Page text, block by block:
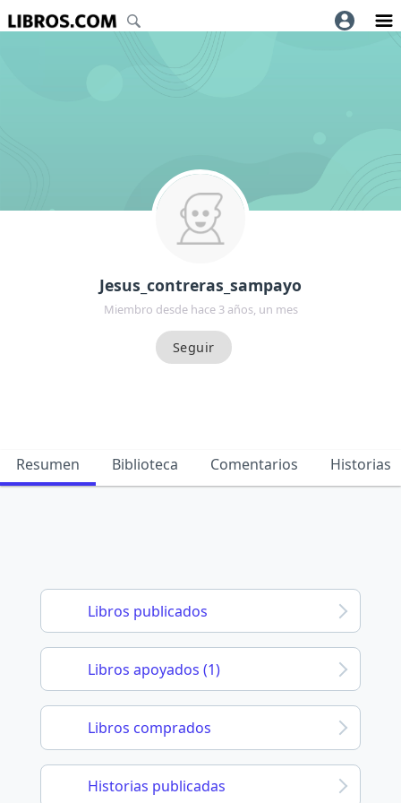
Jesus_contreras_sampayo
Miembro desde hace 3 años, un mes
Resumen Biblioteca Comentarios Historias
Libros publicados
Libros apoyados (1)
Libros comprados
Historias publicadas